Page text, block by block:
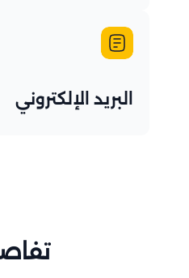
البريد الإلكتروني